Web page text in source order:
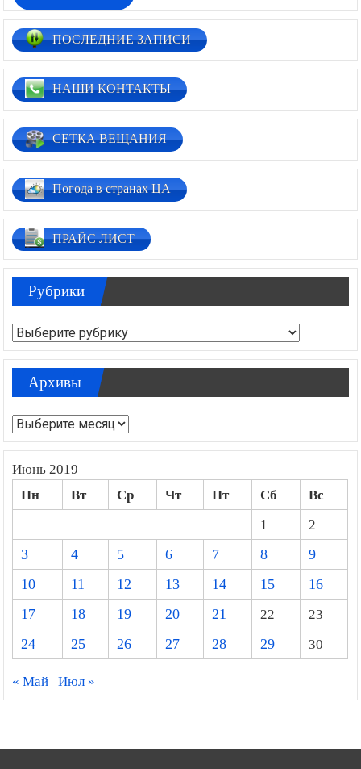
ПОСЛЕДНИЕ ЗАПИСИ
НАШИ КОНТАКТЫ
СЕТКА ВЕЩАНИЯ
Погода в странах ЦА
ПРАЙС ЛИСТ
Рубрики
Рубрики
Архивы
Архивы
Июнь 2019
Пн Вт Ср Чт Пт Сб
Вс
1
2
3
4 5 6 7 8
9
10
11 12 13 14 15
16
17
18 19 20 21 22
23
24
25 26 27 28 29 30
« Май Июл »